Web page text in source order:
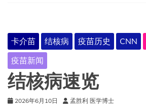
苗
与
南
非
界
卡介苗 结核病 疫苗历史 CNN
疫苗新闻
结核病速览
2026年6月10日 孟胜利 医学博士